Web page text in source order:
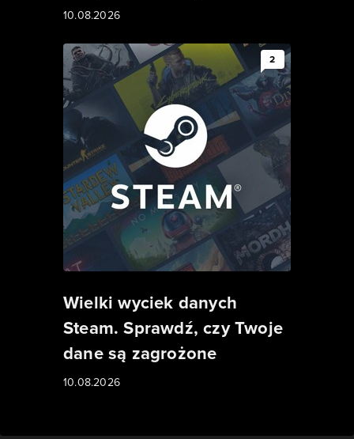
10.08.2026
2
Wielki wyciek danych
Steam. Sprawdź, czy Twoje
dane są zagrożone
10.08.2026